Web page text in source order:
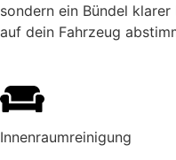
sondern ein Bündel
auf dein Fahrzeug
Innenraumreinigung